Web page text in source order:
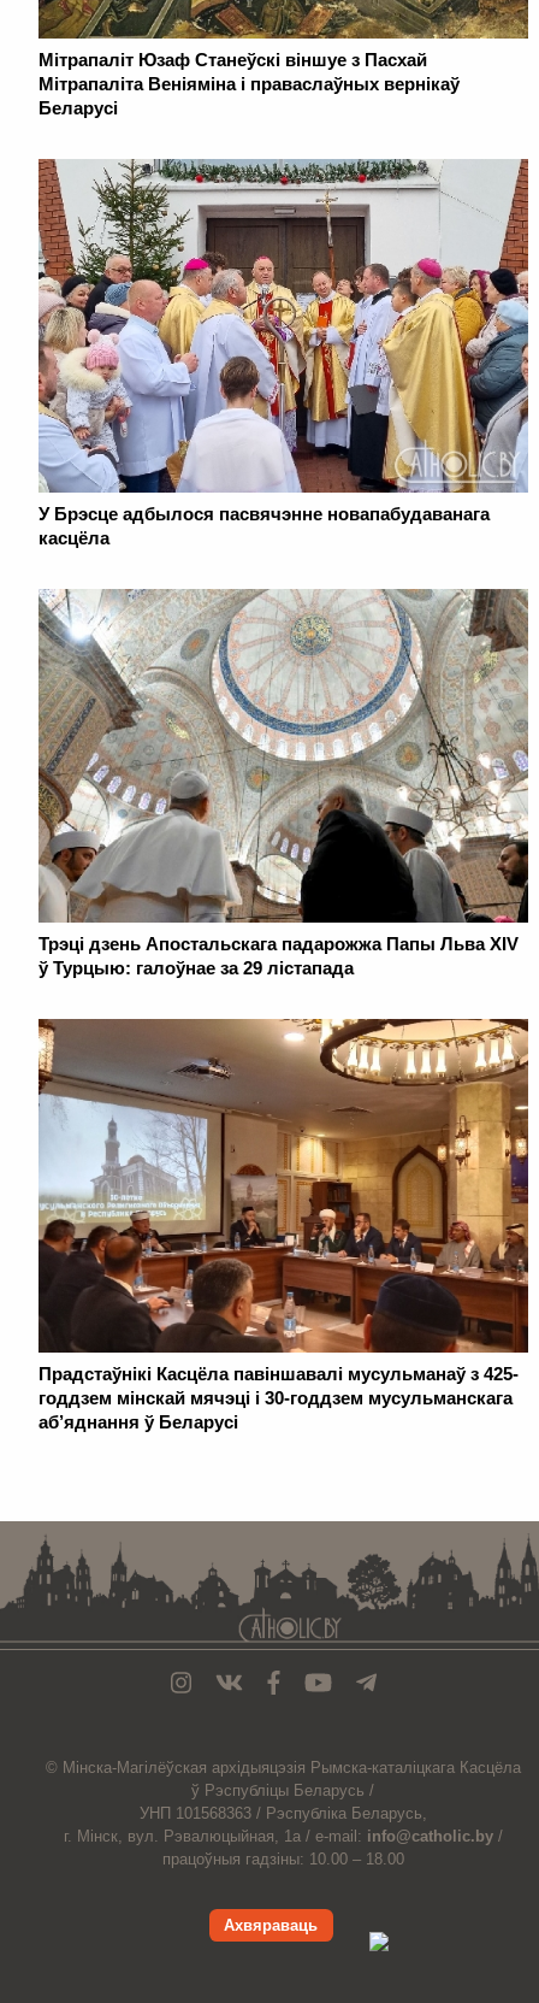
Мітрапаліт Юзаф Станеўскі віншуе з Пасхай
Мітрапаліта Веніяміна і праваслаўных вернікаў
Беларусі
У Брэсце адбылося пасвячэнне новапабудаванага
касцёла
Трэці дзень Апостальскага падарожжа Папы Льва XIV
ў Турцыю: галоўнае за 29 лістапада
Прадстаўнікі Касцёла павіншавалі мусульманаў з 425-
годдзем мінскай мячэці і 30-годдзем мусульманскага
аб’яднання ў Беларусі
© Мiнска-Магiлёўская архiдыяцэзiя Рымска-каталіцкага Касцёла
ў Рэспубліцы Беларусь /
УНП 101568363 / Рэспубліка Беларусь,
г. Мінск, вул. Рэвалюцыйная, 1а / e-mail: info@catholic.by /
працоўныя гадзіны: 10.00 – 18.00
Ахвяраваць